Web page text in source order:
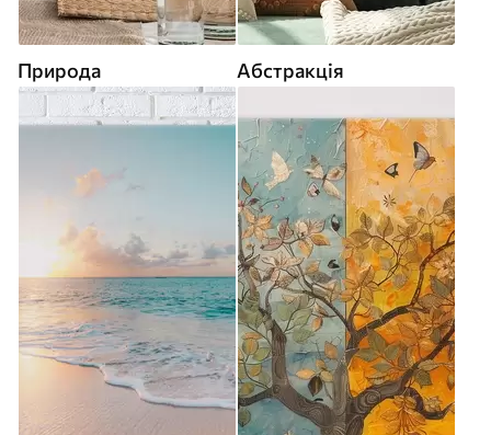
Природа Абстракція